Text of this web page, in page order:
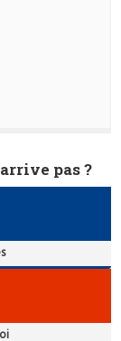
pas ?